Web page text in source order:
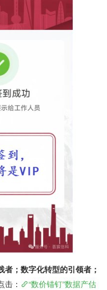
；数字化转型的引领者；
击：
“数价锚钉”数据产估